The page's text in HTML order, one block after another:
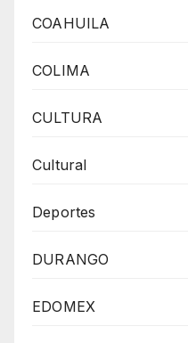
COAHUILA
COLIMA
CULTURA
Cultural
Deportes
DURANGO
EDOMEX